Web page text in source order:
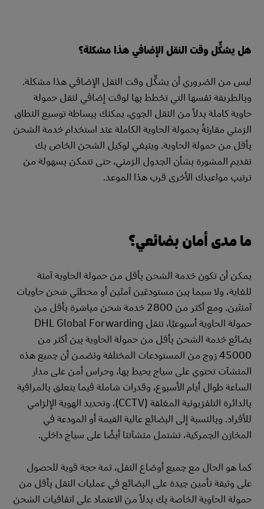
هل يشكِّل وقت النقل الإضافي هذا مشكلة؟
ليس من الضروري أن يشكِّل وقت النقل الإضافي هذا مشكلة.
وبالطريقة نفسها التي تخطط بها لوقت إضافي لنقل حمولة
حاوية كاملة بدلاً من النقل الجوي، يمكنك ببساطة توسيع النطاق
الزمني مقارنةً بحمولة الحاوية الكاملة عند استخدام خدمة الشحن
بأقل من حمولة الحاوية. وينبغي لوكيل الشحن الخاص بك
تقديم المشورة بشأن الجدول الزمني، حتى تتمكن بسهولة من
ترتيب مواعيدك الأخرى قرب هذا الموعد.
ما مدى أمان بضائعي؟
يمكن أن تكون خدمة الشحن بأقل من حمولة الحاوية آمنة
للغاية، ولا سيما بين مستودعَين آمنَين أو محطتَي شحن حاويات
آمنتَين. ومع أكثر من 2800 خدمة شحن مباشرة بأقل من
حمولة الحاوية أسبوعيًا، تنقل DHL Global Forwarding
بضائع خدمة الشحن بأقل من حمولة الحاوية بين أكثر من
45000 زوج من المستودعات المختلفة ونضمن أن جميع هذه
المنشآت تحتوي على سياج يحيط بها، وحراس أمن على مدار
الساعة طوال أيام الأسبوع، وقدرات شاملة فيما يتعلق بالمراقبة
بالدائرة التلفزيونية المغلقة (CCTV)، وتحديد الهوية الإلزامي
للأفراد. وبالنسبة إلى البضائع عالية القيمة أو المودعة في
المخازن الجمركية، تشتمل منشآتنا أيضًا على سياج داخلي.
كما هو الحال مع جميع أوضاع النقل، ثمة حجة قوية للحصول
على وثيقة تأمين جيدة على البضائع في عمليات النقل بأقل من
حمولة الحاوية الخاصة بك بدلاً من الاعتماد على اتفاقيات الشحن